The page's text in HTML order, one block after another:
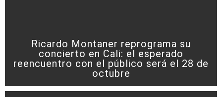
Ricardo Montaner reprograma su
concierto en Cali: el esperado
reencuentro con el público será el 28 de
octubre